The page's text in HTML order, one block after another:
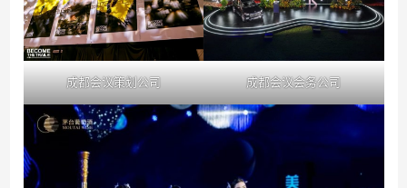
成都会议策划公司 成都会议会务公司